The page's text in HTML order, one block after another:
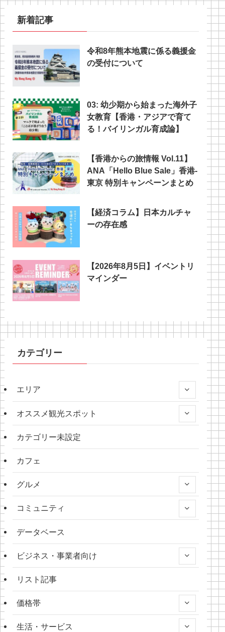
新着記事
令和8年熊本地震に係る義援金
の受付について
03: 幼少期から始まった海外子
女教育【香港・アジアで育て
る！バイリンガル育成論】
【香港からの旅情報 Vol.11】
ANA「Hello Blue Sale」香港‐
東京 特別キャンペーンまとめ
【経済コラム】日本カルチャ
ーの存在感
【2026年8月5日】イベントリ
マインダー
カテゴリー
エリア
オススメ観光スポット
カテゴリー未設定
カフェ
グルメ
コミュニティ
データベース
ビジネス・事業者向け
リスト記事
価格帯
生活・サービス